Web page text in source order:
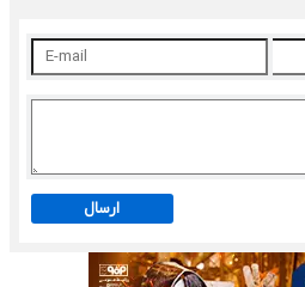
ارسال